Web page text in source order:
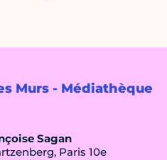
Murs - Médiathèque
Sagan
Paris 10e